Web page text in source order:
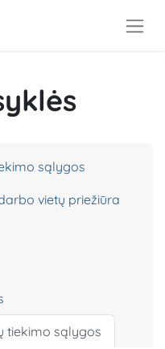
sąlygos
vietų priežiūra
tiekimo sąlygos